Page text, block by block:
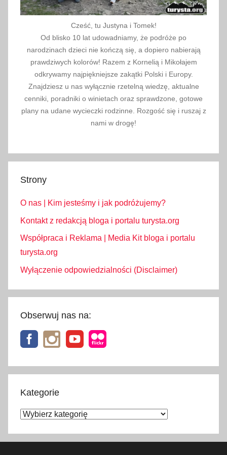
Cześć, tu Justyna i Tomek!
Od blisko 10 lat udowadniamy, że podróże po
narodzinach dzieci nie kończą się, a dopiero nabierają
prawdziwych kolorów! Razem z Kornelią i Mikołajem
odkrywamy najpiękniejsze zakątki Polski i Europy.
Znajdziesz u nas wyłącznie rzetelną wiedzę, aktualne
cenniki, poradniki o winietach oraz sprawdzone, gotowe
plany na udane wycieczki rodzinne. Rozgość się i ruszaj z
nami w drogę!
Strony
O nas | Kim jesteśmy i jak podróżujemy?
Kontakt z redakcją bloga i portalu turysta.org
Współpraca i Reklama | Media Kit bloga i portalu
turysta.org
Wyłączenie odpowiedzialności (Disclaimer)
Obserwuj nas na:
Kategorie
Kategorie